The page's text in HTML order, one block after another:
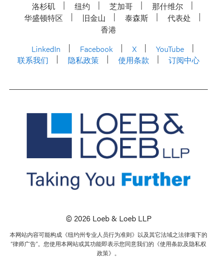
洛杉矶 纽约 芝加哥
那什维尔
华盛顿特区
旧金山 泰森斯
代表处
香港
LinkedIn
Facebook X
YouTube
联系我们
隐私政策 使用条款 订阅中心
© 2026 Loeb & Loeb LLP
本网站内容可能构成《纽约州专业人员行为准则》以及其它法域之法律项下的
“律师广告”。您使用本网站或其功能即表示您同意我们的《使用条款及隐私权
政策》。